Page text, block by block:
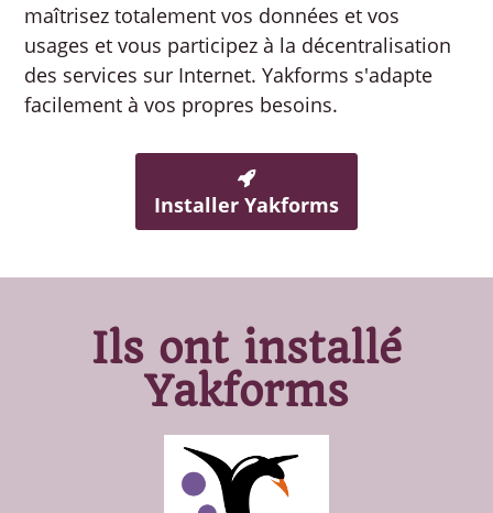
maîtrisez totalement vos données et vos
usages et vous participez à la décentralisation
des services sur Internet. Yakforms s'adapte
facilement à vos propres besoins.
Installer Yakforms
Ils ont installé
Yakforms